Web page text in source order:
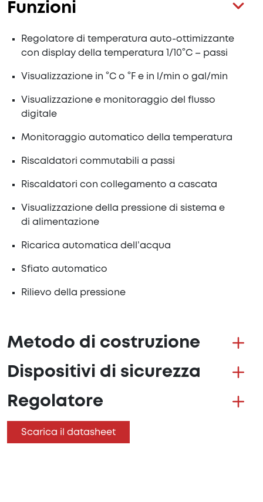
Funzioni
Regolatore di temperatura auto-ottimizzante
con display della temperatura 1/10°C – passi
Visualizzazione in °C o °F e in l/min o gal/min
Visualizzazione e monitoraggio del flusso
digitale
Monitoraggio automatico della temperatura
Riscaldatori commutabili a passi
Riscaldatori con collegamento a cascata
Visualizzazione della pressione di sistema e
di alimentazione
Ricarica automatica dell’acqua
Sfiato automatico
Rilievo della pressione
Metodo di costruzione
Dispositivi di sicurezza
Regolatore
Scarica il datasheet